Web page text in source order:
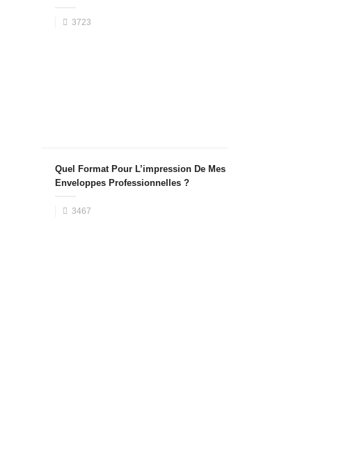
3723
Quel Format Pour L’impression De Mes
Enveloppes Professionnelles ?
3467